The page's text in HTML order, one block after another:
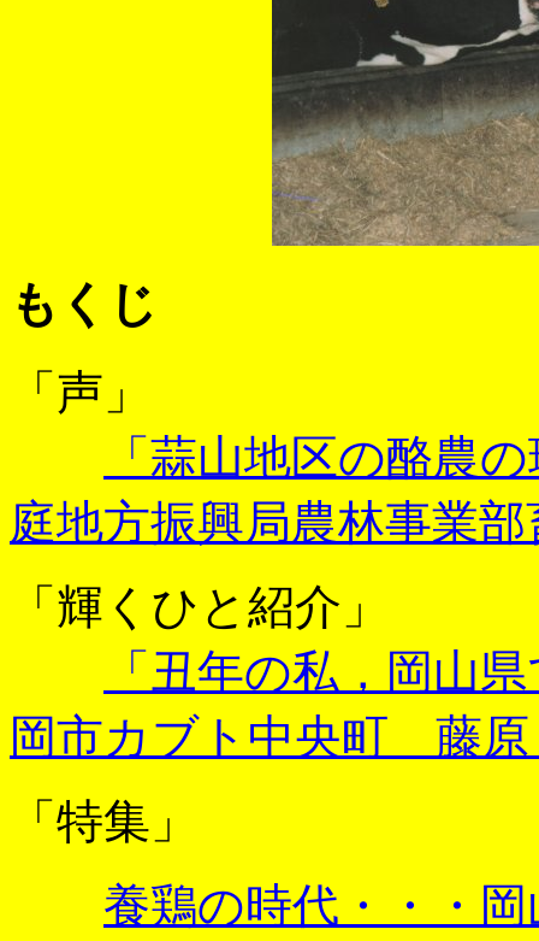
もくじ
「声」
「蒜山地区の酪農
庭地方振興局農林事業
「輝くひと紹介」
「丑年の私，岡山
岡市カブト中央町 藤
「特集」
養鶏の時代・・・